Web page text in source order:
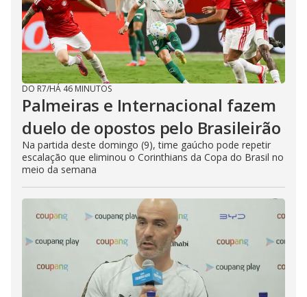
DO R7/HÁ 46 MINUTOS
Palmeiras e Internacional fazem
duelo de opostos pelo Brasileirão
Na partida deste domingo (9), time gaúcho pode repetir
escalação que eliminou o Corinthians da Copa do Brasil no
meio da semana